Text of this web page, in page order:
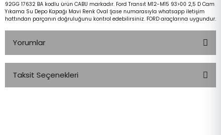
92GG 17632 BA kodlu ürün CABU markadır. Ford Transıt M12-M15 93>00 2,5 D Cam
Yıkama Su Depo Kapağı Mavi Renk Oval Şase numarasıyla whatsapp iletişim
hattından parçanın doğruluğunu kontrol edebilirsiniz. FORD araçlarına uygundur.
Yorumlar
Taksit Seçenekleri